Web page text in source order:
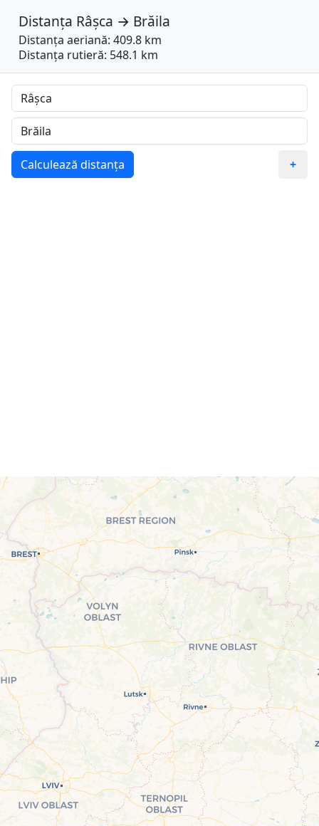
Distanța Râșca → Brăila
Distanța aeriană: 409.8 km
Distanța rutieră: 548.1 km
Calculează distanța +